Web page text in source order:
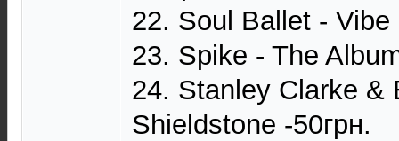
22. Soul Ballet - Vibe
23. Spike - The
24. Stanley Clarke &
Shieldstone -50грн.